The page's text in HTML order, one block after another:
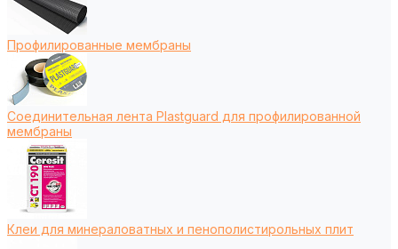
Профилированные мембраны
Соединительная лента Plastguard для профилированной
мембраны
Клеи для минераловатных и пенополистирольных плит